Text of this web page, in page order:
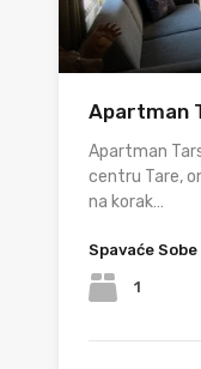
Apartman
Apartman
centru Tare,
na korak…
Spavaće Sobe
1